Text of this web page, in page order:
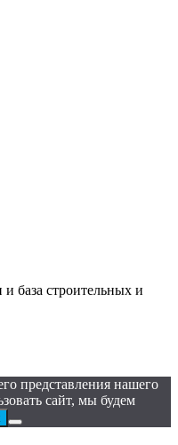
база строительных и
представления нашего
сайт, мы будем